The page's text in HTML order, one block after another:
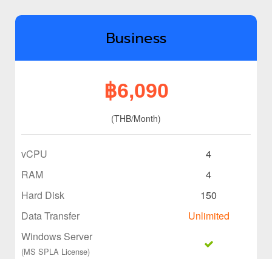
Business
฿6,090
(THB/Month)
vCPU
4
RAM
4
Hard Disk
150
Data Transfer
Unlimited
Windows Server
(MS SPLA License)